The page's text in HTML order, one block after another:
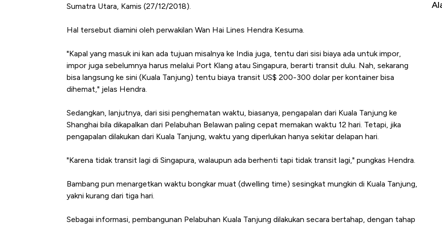
Sumatra Utara, Kamis (27/12/2018).
Hal tersebut diamini oleh perwakilan Wan Hai Lines Hendra Kesuma.
"Kapal yang masuk ini kan ada tujuan misalnya ke India juga, tentu dari sisi biaya ada untuk impor,
impor juga sebelumnya harus melalui Port Klang atau Singapura, berarti transit dulu. Nah, sekarang
bisa langsung ke sini (Kuala Tanjung) tentu biaya transit US$ 200-300 dolar per kontainer bisa
dihemat," jelas Hendra.
Sedangkan, lanjutnya, dari sisi penghematan waktu, biasanya, pengapalan dari Kuala Tanjung ke
Shanghai bila dikapalkan dari Pelabuhan Belawan paling cepat memakan waktu 12 hari. Tetapi, jika
pengapalan dilakukan dari Kuala Tanjung, waktu yang diperlukan hanya sekitar delapan hari.
"Karena tidak transit lagi di Singapura, walaupun ada berhenti tapi tidak transit lagi," pungkas Hendra.
Bambang pun menargetkan waktu bongkar muat (dwelling time) sesingkat mungkin di Kuala Tanjung,
yakni kurang dari tiga hari.
Sebagai informasi, pembangunan Pelabuhan Kuala Tanjung dilakukan secara bertahap, dengan tahap
RI